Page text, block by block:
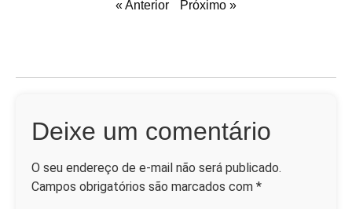
« Anterior Próximo »
Deixe um comentário
O seu endereço de e-mail não será publicado.
Campos obrigatórios são marcados com *